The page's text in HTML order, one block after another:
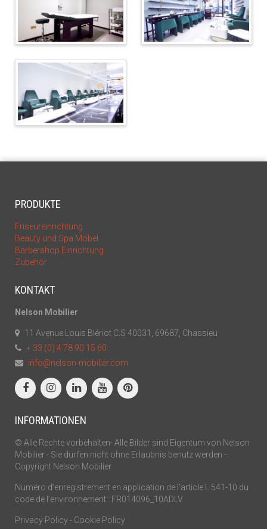
PRODUKTE
Friseureinrichtung
Beauty und Spa Möbel
Barbershop Einrichtung
Zubehör
KONTAKT
Nelson Mobilier
11 Avenue Louis Blériot C.S 40031, 69687, Chassieu
+ 33 (0) 4 78 90 15 60
info@nelson-mobilier.com
INFORMATIONEN
© Alle Rechte vorbehalten- Alle Bilder sind Eigentum von Nelson
Mobilier - Sie dürfen nicht ohne Erlaubnis benutz werden -
Copyright Nelson Mobilier
Numéro d’enregistrement en application de l’article L.541-10 du
code de l’environnement : FR014096_10ADLV
Privacy Policy- Cookie Policy